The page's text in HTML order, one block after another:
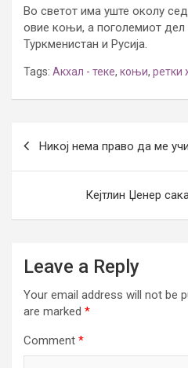
Во светот има уште околу
овие коњи, а поголемиот дел
Туркменистан и Русија.
Tags: Акхал - теке, коњи, ретки
navigation
Никој нема право да ме
Кејтлин Џенер
Leave a Reply
Your email address will not be
are marked *
Comment *